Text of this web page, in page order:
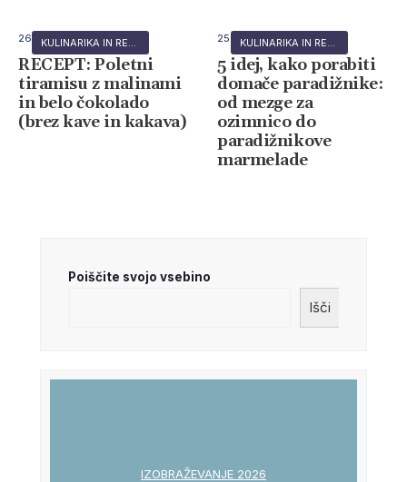
KULINARIKA IN RECEPTI
26 julija, 2026
RECEPT: Poletni
tiramisu z malinami
in belo čokolado
(brez kave in kakava)
KULINARIKA IN RECEPTI
25 julija, 2026
5 idej, kako porabiti
domače paradižnike:
od mezge za
ozimnico do
paradižnikove
marmelade
Poiščite svojo vsebino
Išči
IZOBRAŽEVANJE 2026